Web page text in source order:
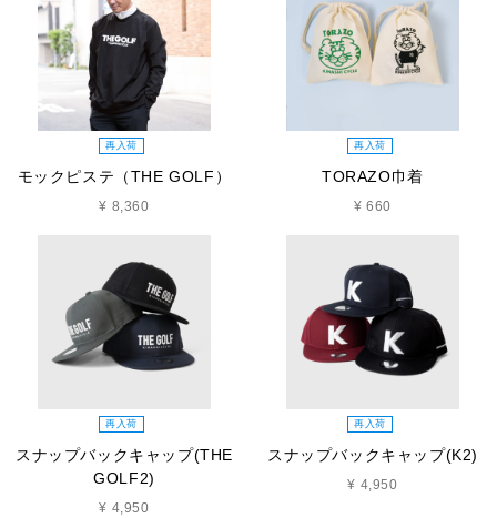
再入荷
モックピステ（THE GOLF）
¥ 8,360
再入荷
TORAZO巾着
¥ 660
再入荷
スナップバックキャップ(THE
GOLF2)
¥ 4,950
再入荷
スナップバックキャップ(K2)
¥ 4,950